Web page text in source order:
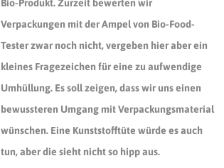
Bio-Produkt. Zurzeit bewerten wir
Verpackungen mit der Ampel von Bio-Food-
Tester zwar noch nicht, vergeben hier aber ein
kleines Fragezeichen für eine zu aufwendige
Umhüllung. Es soll zeigen, dass wir uns einen
bewussteren Umgang mit Verpackungsmaterial
wünschen. Eine Kunststofftüte würde es auch
tun, aber die sieht nicht so hipp aus.